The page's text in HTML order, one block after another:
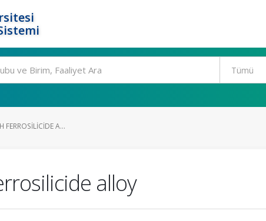
FERROSILICIDE A...
alloy